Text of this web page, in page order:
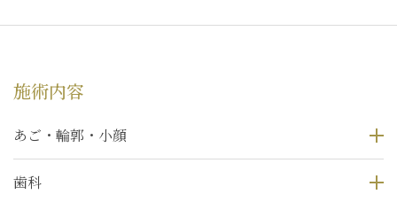
施術内容
あご・輪郭・小顔
歯科